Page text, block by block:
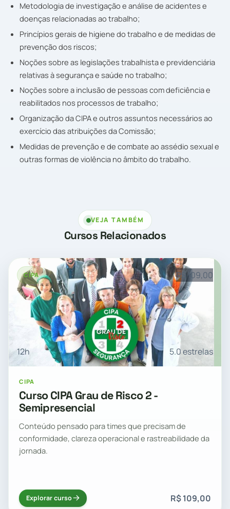
Metodologia de investigação e análise de acidentes e
doenças relacionadas ao trabalho;
Princípios gerais de higiene do trabalho e de medidas de
prevenção dos riscos;
Noções sobre as legislações trabalhista e previdenciária
relativas à segurança e saúde no trabalho;
Noções sobre a inclusão de pessoas com deficiência e
reabilitados nos processos de trabalho;
Organização da CIPA e outros assuntos necessários ao
exercício das atribuições da Comissão;
Medidas de prevenção e de combate ao assédio sexual e
outras formas de violência no âmbito do trabalho.
VEJA TAMBÉM
Cursos Relacionados
CIPA R$ 109,00
12h 5.0 estrelas
CIPA
Curso CIPA Grau de Risco 2 -
Semipresencial
Conteúdo pensado para times que precisam de
conformidade, clareza operacional e rastreabilidade da
jornada.
Explorar curso R$ 109,00